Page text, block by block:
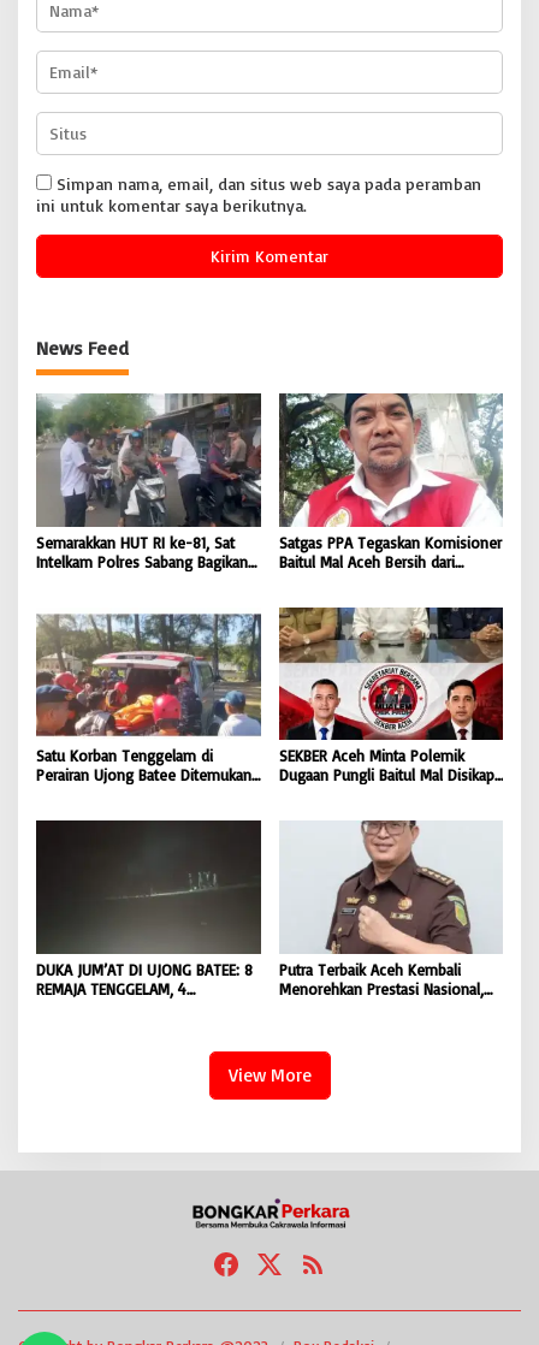
Simpan nama, email, dan situs web saya pada peramban
ini untuk komentar saya berikutnya.
News Feed
Semarakkan HUT RI ke-81, Sat
Intelkam Polres Sabang Bagikan
BONGKAR’Perkara.com
Satgas PPA Tegaskan Komisioner
Baitul Mal Aceh Bersih dari
Penyebaran Hoaks | BONGKAR
‘Perkara.com
Satu Korban Tenggelam di
Perairan Ujong Batee Ditemukan,
SEKBER Aceh Minta Polemik
Dugaan Pungli Baitul Mal Disikapi
BONGKAR ‘Perkara.com
DUKA JUM’AT DI UJONG BATEE: 8
REMAJA TENGGELAM, 4
Putra Terbaik Aceh Kembali
Menorehkan Prestasi Nasional,
Kejaksaan Agung RI |
BONGKAR’Perkara.com
View More